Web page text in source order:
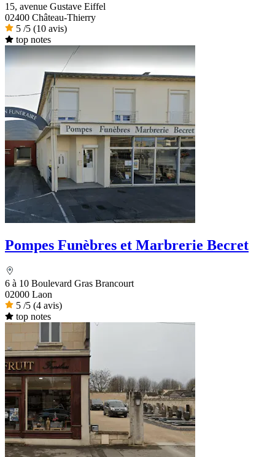
15, avenue Gustave Eiffel
02400 Château-Thierry
5 /5 (10 avis)
top notes
Pompes Funèbres et Marbrerie Becret
6 à 10 Boulevard Gras Brancourt
02000 Laon
5 /5 (4 avis)
top notes